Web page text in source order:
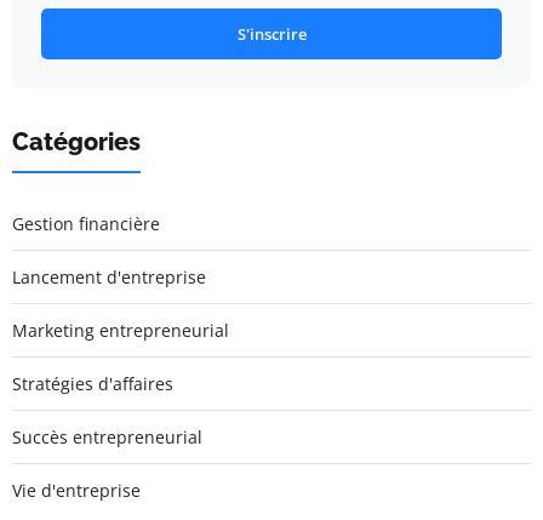
S'inscrire
Catégories
Gestion financière
Lancement d'entreprise
Marketing entrepreneurial
Stratégies d'affaires
Succès entrepreneurial
Vie d'entreprise